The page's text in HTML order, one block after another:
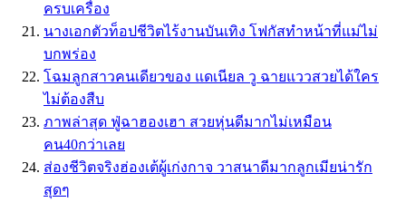
ครบเครื่อง
นางเอกตัวท็อปชีวิตไร้งานบันเทิง โฟกัสทำหน้าที่แม่ไม่
บกพร่อง
โฉมลูกสาวคนเดียวของ แดเนียล วู ฉายแววสวยได้ใคร
ไม่ต้องสืบ
ภาพล่าสุด ฟู่ฉาฮองเฮา สวยหุ่นดีมากไม่เหมือน
คน40กว่าเลย
ส่องชีวิตจริงฮ่องเต้ผู้เก่งกาจ วาสนาดีมากลูกเมียน่ารัก
สุดๆ